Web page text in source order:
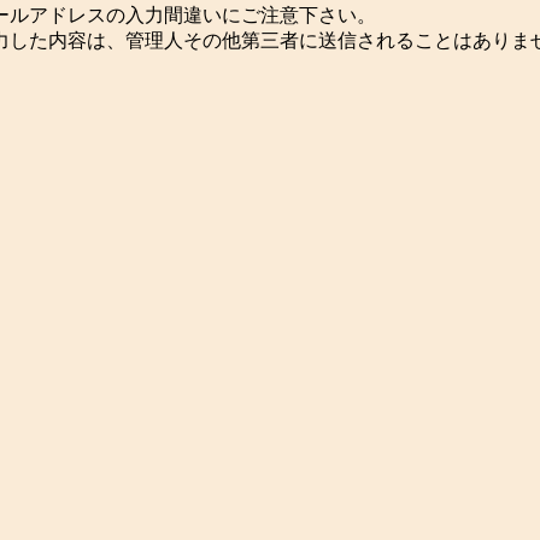
アドレスの入力間違いにご注意下さい。
た内容は、管理人その他第三者に送信されることはありま